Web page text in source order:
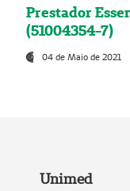
Prestador
(51004354-7)
04 de Maio de 2021
Unimed